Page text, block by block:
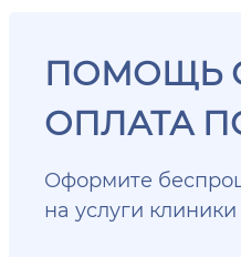
ПОМОЩЬ
ОПЛАТА
Оформите
на услуги клиники